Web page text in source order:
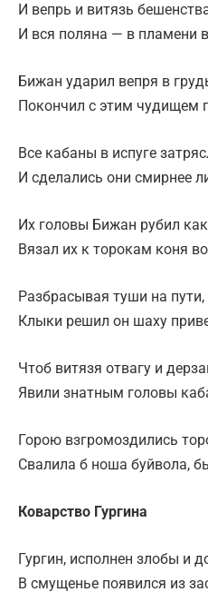
И вепрь и витязь
И вся поляна — в пламени
Бижан ударил вепря в
Покончил с этим чудищем
Все кабаны в испуге
И сделались они смирнее
Их головы Бижан рубил
Вязал их к торокам коня
Разбрасывая туши на пути,
Клыки решил он шаху
Чтоб витязя отвагу и
Явили знатным головы
Горою взгромоздились
Свалила б ноша буйвола,
Коварство Гургина
Гургин, исполнен злобы и
В смущенье появился из